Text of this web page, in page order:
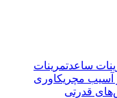
ساعدتمرینات
آسیب مچریکاوری
قدرتی